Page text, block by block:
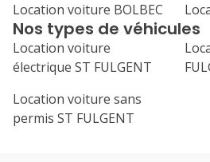
Location voiture BOLBEC
Nos types de véhicules
Location voiture
électrique ST FULGENT
Location voiture sans
permis ST FULGENT